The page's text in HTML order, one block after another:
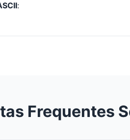
:
Frequentes